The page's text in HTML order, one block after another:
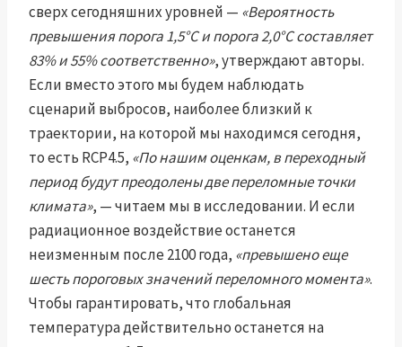
сверх сегодняшних уровней — «Вероятность
превышения порога 1,5°C и порога 2,0°C составляет
83% и 55% соответственно», утверждают авторы.
Если вместо этого мы будем наблюдать
сценарий выбросов, наиболее близкий к
траектории, на которой мы находимся сегодня,
то есть RCP4.5, «По нашим оценкам, в переходный
период будут преодолены две переломные точки
климата», — читаем мы в исследовании. И если
радиационное воздействие останется
неизменным после 2100 года, «превышено еще
шесть пороговых значений переломного момента».
Чтобы гарантировать, что глобальная
температура действительно останется на